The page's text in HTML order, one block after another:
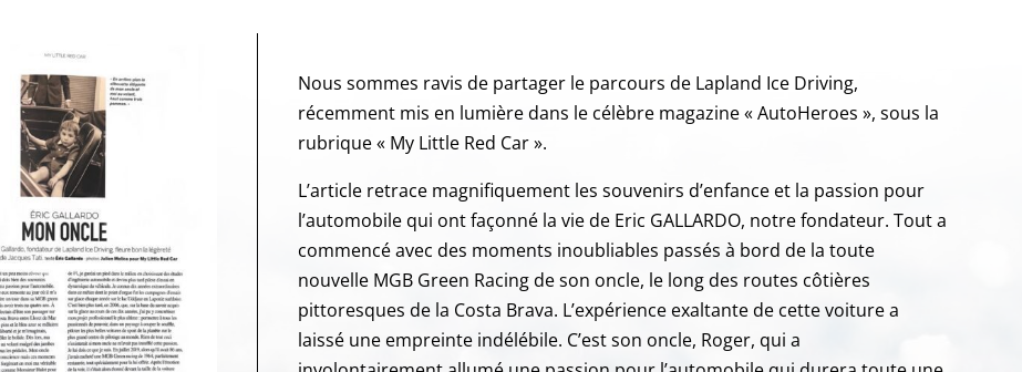
Nous sommes ravis de partager le parcours de Lapland Ice Driving,
récemment mis en lumière dans le célèbre magazine « AutoHeroes », sous la
rubrique « My Little Red Car ».
L’article retrace magnifiquement les souvenirs d’enfance et la passion pour
l’automobile qui ont façonné la vie de Eric GALLARDO, notre fondateur. Tout a
commencé avec des moments inoubliables passés à bord de la toute
nouvelle MGB Green Racing de son oncle, le long des routes côtières
pittoresques de la Costa Brava. L’expérience exaltante de cette voiture a
laissé une empreinte indélébile. C’est son oncle, Roger, qui a